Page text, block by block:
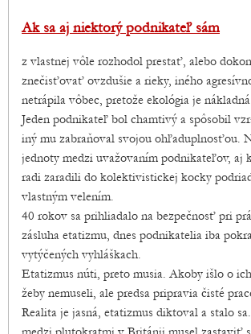
Ak sa aj niektorý podnikateľ sám
z vlastnej vôle rozhodol prestať, alebo
znečisťovať ovzdušie a rieky, iného
netrápila vôbec, pretože ekológia je
Jeden podnikateľ bol chamtivý a spôsobil
iný mu zabraňoval svojou ohľaduplnosťou.
jednoty medzi uvažovaním podnikateľov, aj
radi zaradili do kolektivistickej kocky
vlastným velením.
40 rokov sa prihliadalo na bezpečnosť pri
zásluha etatizmu, dnes podnikatelia iba
vytýčených vyhláškach.
Etatizmus núti, preto musia. Akoby išlo o
žeby nemuseli, ale predsa pripravia čisté
Realita je jasná, etatizmus diktoval a stalo